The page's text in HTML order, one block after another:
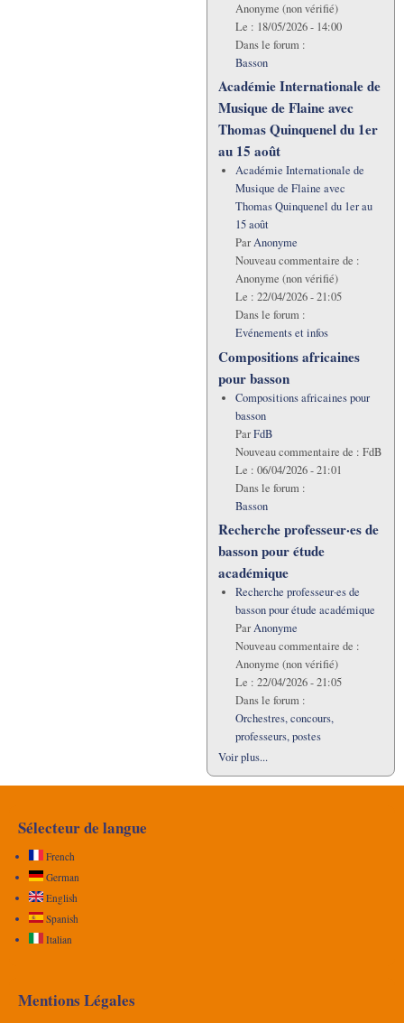
Anonyme (non vérifié)
Le : 18/05/2026 - 14:00
Dans le forum :
Basson
Académie Internationale de
Musique de Flaine avec
Thomas Quinquenel du 1er
au 15 août
Académie Internationale de
Musique de Flaine avec
Thomas Quinquenel du 1er au
15 août
ParAnonyme
Nouveau commentaire de :
Anonyme (non vérifié)
Le : 22/04/2026 - 21:05
Dans le forum :
Evénements et infos
Compositions africaines
pour basson
Compositions africaines pour
basson
ParFdB
Nouveau commentaire de : FdB
Le : 06/04/2026 - 21:01
Dans le forum :
Basson
Recherche professeur·es de
basson pour étude
académique
Recherche professeur·es de
basson pour étude académique
ParAnonyme
Nouveau commentaire de :
Anonyme (non vérifié)
Le : 22/04/2026 - 21:05
Dans le forum :
Orchestres, concours,
professeurs, postes
Voir plus...
Sélecteur de langue
French
German
English
Spanish
Italian
Mentions Légales